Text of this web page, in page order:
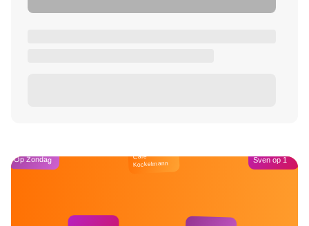
Op Zondag Café
Kockelmann Sven op 1